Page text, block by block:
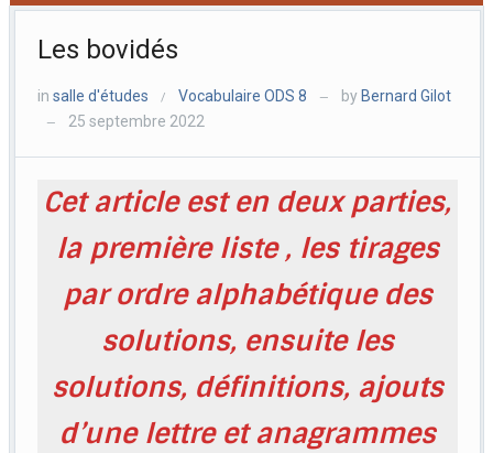
Les bovidés
insalle d'études / Vocabulaire ODS 8 — by Bernard Gilot
— 25 septembre 2022
Cet article est en deux parties,
la première liste , les tirages
par ordre alphabétique des
solutions, ensuite les
solutions, définitions, ajouts
d’une lettre et anagrammes